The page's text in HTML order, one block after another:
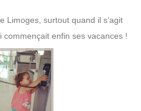
Limoges, surtout quand il s’agit
commençait enfin ses vacances !